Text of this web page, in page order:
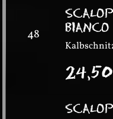
48